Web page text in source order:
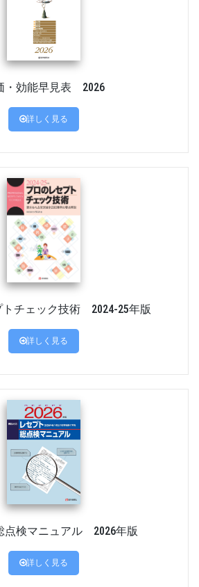
・効能早見表 2026
詳しく見る
トチェック技術 2024-25年版
詳しく見る
点検マニュアル 2026年版
詳しく見る